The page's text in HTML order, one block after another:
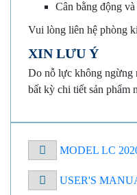
Cân bằng động
Vui lòng liên hệ phòng
XIN LƯU Ý
Do nỗ lực không ngừng
bất kỳ chi tiết sản phẩm
MODEL LC
USER'S